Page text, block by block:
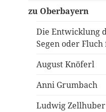
zu Oberbayern
Die Entwicklung
Segen oder
August Knöferl
Anni Grumbach
Ludwig Zellhuber